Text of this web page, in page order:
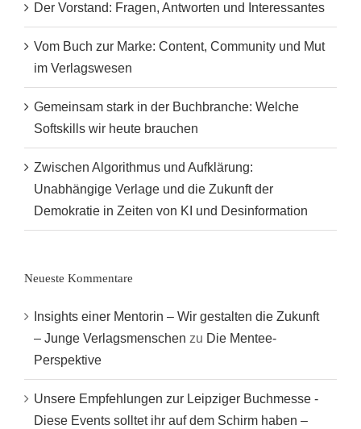
Der Vorstand: Fragen, Antworten und Interessantes
Vom Buch zur Marke: Content, Community und Mut
im Verlagswesen
Gemeinsam stark in der Buchbranche: Welche
Softskills wir heute brauchen
Zwischen Algorithmus und Aufklärung:
Unabhängige Verlage und die Zukunft der
Demokratie in Zeiten von KI und Desinformation
Neueste Kommentare
Insights einer Mentorin – Wir gestalten die Zukunft
– Junge Verlagsmenschen zu Die Mentee-
Perspektive
Unsere Empfehlungen zur Leipziger Buchmesse -
Diese Events solltet ihr auf dem Schirm haben –